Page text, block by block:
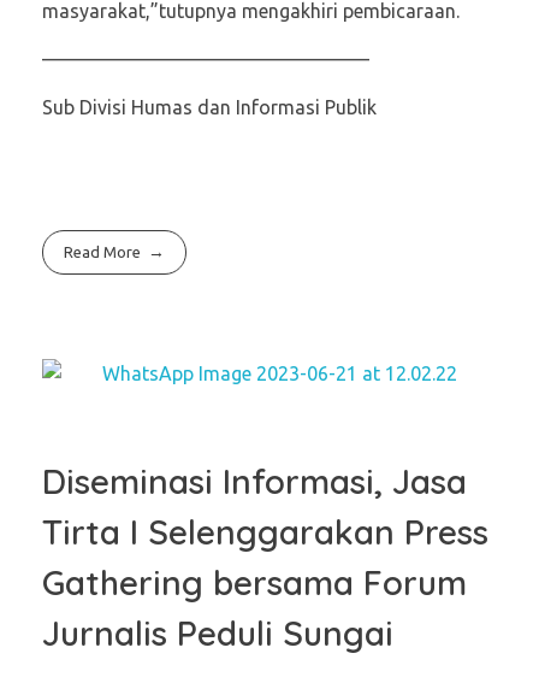
masyarakat,”tutupnya mengakhiri pembicaraan.
—————————————————
Sub Divisi Humas dan Informasi Publik
Read More
Diseminasi Informasi, Jasa
Tirta I Selenggarakan Press
Gathering bersama Forum
Jurnalis Peduli Sungai